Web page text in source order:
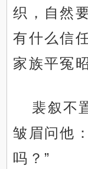
织，自然
有什么信
家族平冤
裴叙不
皱眉问他
吗？”